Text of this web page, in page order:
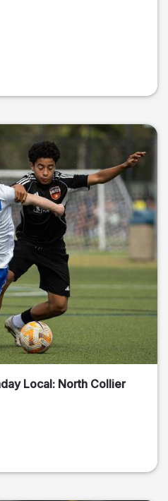
Weston Cup 2026 - Sunday Local: North Collier